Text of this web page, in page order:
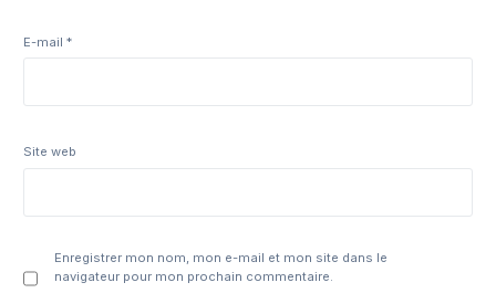
E-mail*
Site web
Enregistrer mon nom, mon e-mail et mon site dans le
navigateur pour mon prochain commentaire.